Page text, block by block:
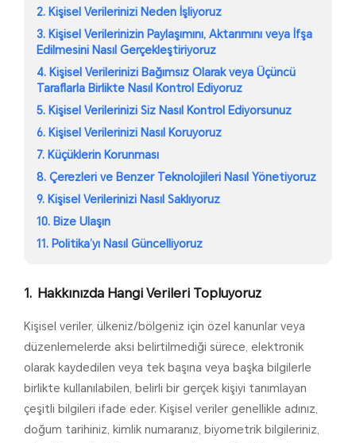
2. Kişisel Verilerinizi Neden İşliyoruz
3. Kişisel Verilerinizin Paylaşımını, Aktarımını veya İfşa
Edilmesini Nasıl Gerçekleştiriyoruz
4. Kişisel Verilerinizi Bağımsız Olarak veya Üçüncü
Taraflarla Birlikte Nasıl Kontrol Ediyoruz
5. Kişisel Verilerinizi Siz Nasıl Kontrol Ediyorsunuz
6. Kişisel Verilerinizi Nasıl Koruyoruz
7. Küçüklerin Korunması
8. Çerezleri ve Benzer Teknolojileri Nasıl Yönetiyoruz
9. Kişisel Verilerinizi Nasıl Saklıyoruz
10. Bize Ulaşın
11. Politika’yı Nasıl Güncelliyoruz
Hakkınızda Hangi Verileri Topluyoruz
Kişisel veriler, ülkeniz/bölgeniz için özel kanunlar veya
düzenlemelerde aksi belirtilmediği sürece, elektronik
olarak kaydedilen veya tek başına veya başka bilgilerle
birlikte kullanılabilen, belirli bir gerçek kişiyi tanımlayan
çeşitli bilgileri ifade eder. Kişisel veriler genellikle adınız,
doğum tarihiniz, kimlik numaranız, biyometrik bilgileriniz,